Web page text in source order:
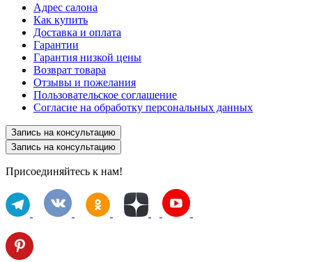
Адрес салона
Как купить
Доставка и оплата
Гарантии
Гарантия низкой цены
Возврат товара
Отзывы и пожелания
Пользовательское соглашение
Согласие на обработку персональных данных
Запись на консультацию
Запись на консультацию
Присоединяйтесь к нам!